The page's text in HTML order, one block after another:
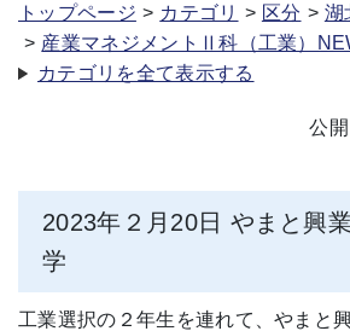
トップページ カテゴリ 区分
湖
産業マネジメントⅡ科（工業）
カテゴリを全て表示する
公
2023年２月20日 やまと興
学
工業選択の２年生を連れて、やまと